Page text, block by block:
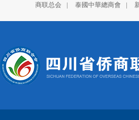
商联总会
| 泰國中華總商會 |